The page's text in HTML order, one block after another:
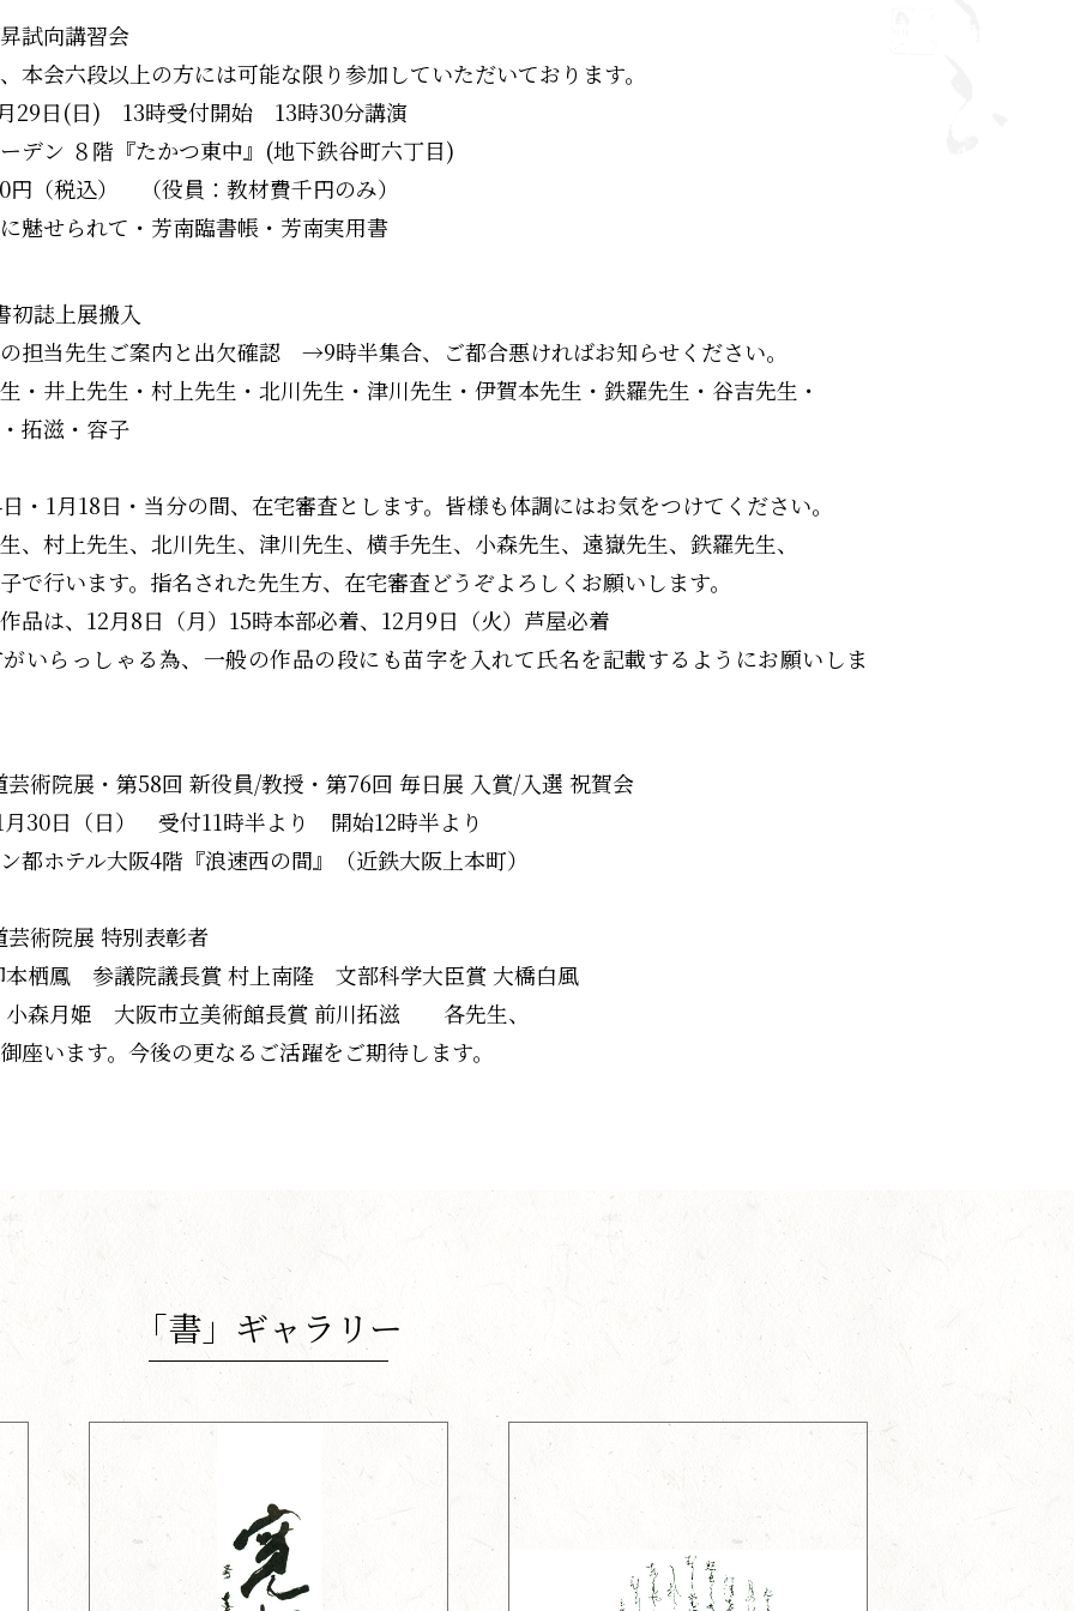
試向講習会
本会六段以上の方には可能な限り参加していただいております。
29日(日) 13時受付開始 13時30分講演
デン ８階『たかつ東中』(地下鉄谷町六丁目)
円（税込） （役員：教材費千円のみ）
魅せられて・芳南臨書帳・芳南実用書
初誌上展搬入
担当先生ご案内と出欠確認 →9時半集合、ご都合悪ければお知らせください。
・井上先生・村上先生・北川先生・津川先生・伊賀本先生・鉄羅先生・谷吉先生・
拓滋・容子
・1月18日・当分の間、在宅審査とします。皆様も体調にはお気をつけてください。
、村上先生、北川先生、津川先生、横手先生、小森先生、遠嶽先生、鉄羅先生、
で行います。指名された先生方、在宅審査どうぞよろしくお願いします。
品は、12月8日（月）15時本部必着、12月9日（火）芦屋必着
いらっしゃる為、一般の作品の段にも苗字を入れて氏名を記載するようにお願いしま
術院展・第58回 新役員/教授・第76回 毎日展 入賞/入選 祝賀会
月30日（日） 受付11時半より 開始12時半より
都ホテル大阪4階『浪速西の間』（近鉄大阪上本町）
術院展 特別表彰者
本栖鳳 参議院議長賞 村上南隆 文部科学大臣賞 大橋白風
小森月姫 大阪市立美術館長賞 前川拓滋 各先生、
座います。今後の更なるご活躍をご期待します。
「書」ギャラリー